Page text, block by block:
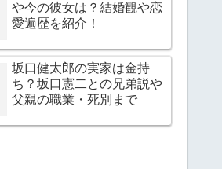
や今の彼女は？結婚観や恋
愛遍歴を紹介！
坂口健太郎の実家は金持
ち？坂口憲二との兄弟説や
父親の職業・死別まで